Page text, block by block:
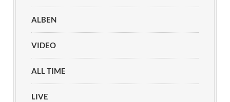
ALBEN
VIDEO
ALL TIME
LIVE